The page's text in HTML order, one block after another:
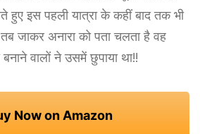
इस पहली यात्रा के कहीं बाद तक भी
जाकर अनारा को पता चलता है वह
वालों ने उसमें छुपाया था!!
Now on Amazon